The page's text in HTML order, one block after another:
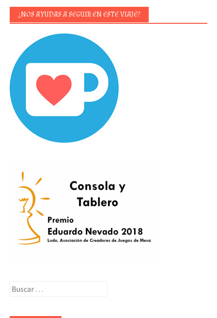
¿NOS AYUDAS A SEGUIR EN ESTE VIAJE?
Buscar: